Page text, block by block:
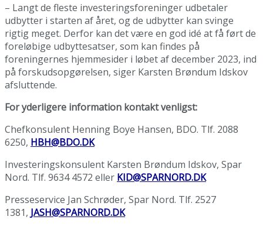
– Langt de fleste investeringsforeninger udbetaler
udbytter i starten af året, og de udbytter kan svinge
rigtig meget. Derfor kan det være en god idé at få ført de
foreløbige udbyttesatser, som kan findes på
foreningernes hjemmesider i løbet af december 2023, ind
på forskudsopgørelsen, siger Karsten Brøndum Idskov
afsluttende.
For yderligere information kontakt venligst:
Chefkonsulent Henning Boye Hansen, BDO. Tlf. 2088
6250, HBH@BDO.DK
Investeringskonsulent Karsten Brøndum Idskov, Spar
Nord. Tlf. 9634 4572 eller KID@SPARNORD.DK
Presseservice Jan Schrøder, Spar Nord. Tlf. 2527
1381, JASH@SPARNORD.DK